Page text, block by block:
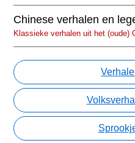
Chinese verhalen en
Klassieke verhalen uit het (oude)